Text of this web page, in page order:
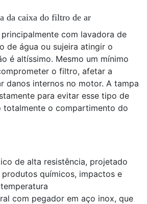
da caixa do filtro de ar
com lavadora de
de água ou sujeira atingir o
é altíssimo. Mesmo um mínimo
o filtro, afetar a
danos internos no motor. A tampa
para evitar esse tipo de
totalmente o compartimento do
de alta resistência, projetado
químicos, impactos e
com pegador em aço inox, que